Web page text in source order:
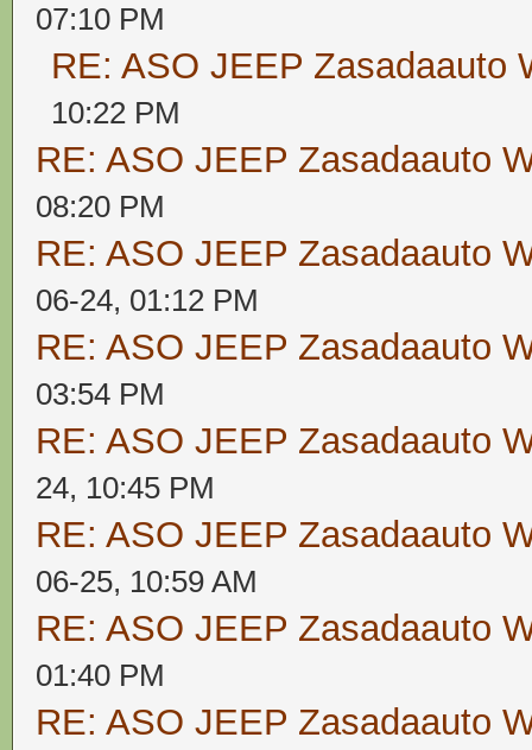
07:10 PM
RE: ASO JEEP Zasadaauto
10:22 PM
RE: ASO JEEP Zasadaauto
08:20 PM
RE: ASO JEEP Zasadaauto
06-24, 01:12 PM
RE: ASO JEEP Zasadaauto
03:54 PM
RE: ASO JEEP Zasadaauto
24, 10:45 PM
RE: ASO JEEP Zasadaauto
06-25, 10:59 AM
RE: ASO JEEP Zasadaauto
01:40 PM
RE: ASO JEEP Zasadaauto